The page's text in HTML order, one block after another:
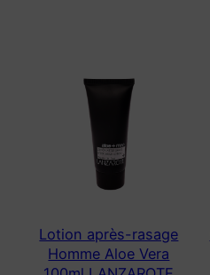
Lotion après-rasage
Homme Aloe Vera